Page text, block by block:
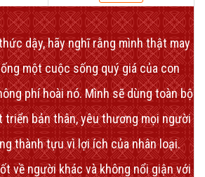
dậy, hãy nghĩ rằng mình thật may
một cuộc sống quý giá của con
phí hoài nó. Mình sẽ dùng toàn bộ
triển bản thân, yêu thương mọi người
thành tựu vì lợi ích của nhân loại.
về người khác và không nổi giận với